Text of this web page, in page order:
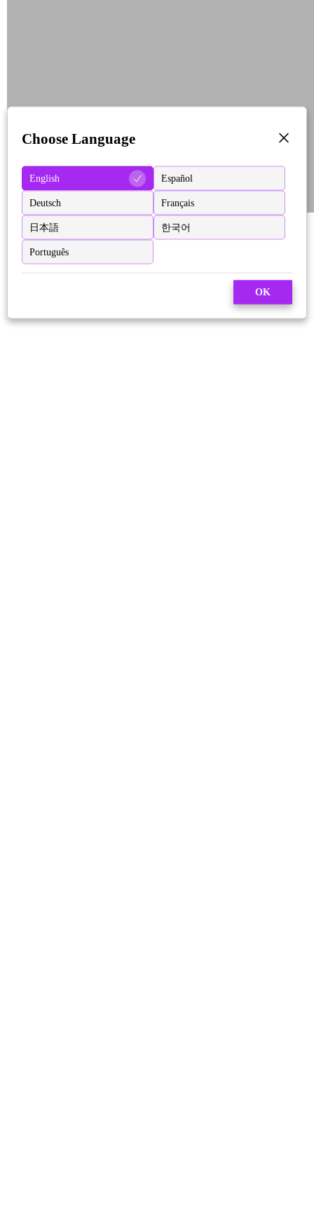
Choose Language
English Español
Deutsch Français
日本語 한국어
Português
OK